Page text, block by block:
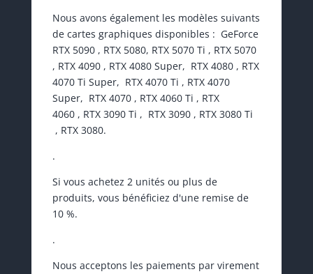
Nous avons également les modèles suivants
de cartes graphiques disponibles : GeForce
RTX 5090 , RTX 5080, RTX 5070 Ti , RTX 5070
, RTX 4090 , RTX 4080 Super, RTX 4080 , RTX
4070 Ti Super, RTX 4070 Ti , RTX 4070
Super, RTX 4070 , RTX 4060 Ti , RTX
4060 , RTX 3090 Ti , RTX 3090 , RTX 3080 Ti
, RTX 3080.
.
Si vous achetez 2 unités ou plus de
produits, vous bénéficiez d'une remise de
10 %.
.
Nous acceptons les paiements par virement